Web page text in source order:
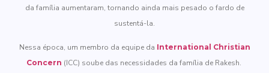
da família aumentaram, tornando ainda mais pesado o fardo de
sustentá-la.
Nessa época, um membro da equipe da International Christian
Concern (ICC) soube das necessidades da família de Rakesh.